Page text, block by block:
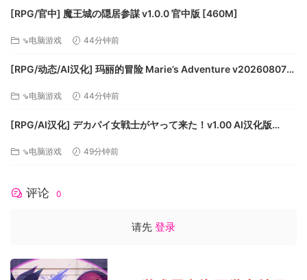
存储空间: 需要 2 GB 可用空间
[RPG/官中] 魔王城の隠居参謀 v1.0.0 官中版 [460M]
⇘电脑游戏 44分钟前
[RPG/动态/AI汉化] 玛丽的冒险 Marie’s Adventure v20260807
⇘电脑游戏 44分钟前
[RPG/AI汉化] デカパイ女戦士がヤって来た！v1.00 AI汉化版
⇘电脑游戏 49分钟前
评论 0
请先 登录